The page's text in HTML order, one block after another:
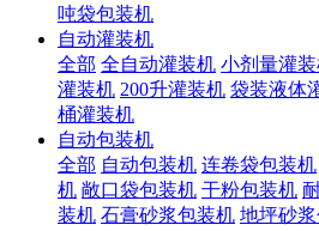
吨袋包装机
自动灌装机
全部 全自动灌装机 小剂量灌
灌装机 200升灌装机 袋装液体
桶灌装机
自动包装机
全部 自动包装机 连卷袋包装机
机 敞口袋包装机 干粉包装机
装机 石膏砂浆包装机 地坪砂